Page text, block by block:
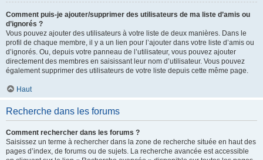
Comment puis-je ajouter/supprimer des utilisateurs de ma liste d’amis ou
d’ignorés ?
Vous pouvez ajouter des utilisateurs à votre liste de deux manières. Dans le
profil de chaque membre, il y a un lien pour l’ajouter dans votre liste d’amis ou
d’ignorés. Ou, depuis votre panneau de l’utilisateur, vous pouvez ajouter
directement des membres en saisissant leur nom d’utilisateur. Vous pouvez
également supprimer des utilisateurs de votre liste depuis cette même page.
Haut
Recherche dans les forums
Comment rechercher dans les forums ?
Saisissez un terme à rechercher dans la zone de recherche située en haut des
pages d’index, de forums ou de sujets. La recherche avancée est accessible